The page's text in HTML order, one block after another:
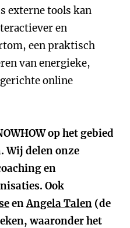
externe tools kan
en
een praktisch
van energieke,
online
op het gebied
Wij delen onze
en
Ook
enAngela Talen (de
waaronder het